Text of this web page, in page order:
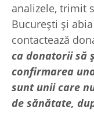
analizele, trimit
București și
contactează
ca donatorii să
confirmarea
sunt unii care
de sănătate,